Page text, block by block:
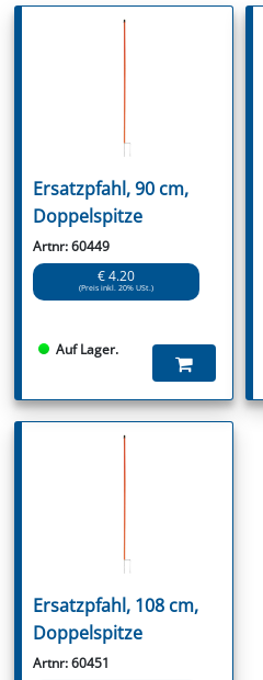
Ersatzpfahl, 90 cm,
Doppelspitze
Artnr: 60449
€ 4.20
(Preis inkl. 20% USt.)
Auf Lager.
Ersatzpfahl, 108 cm,
Doppelspitze
Artnr: 60451